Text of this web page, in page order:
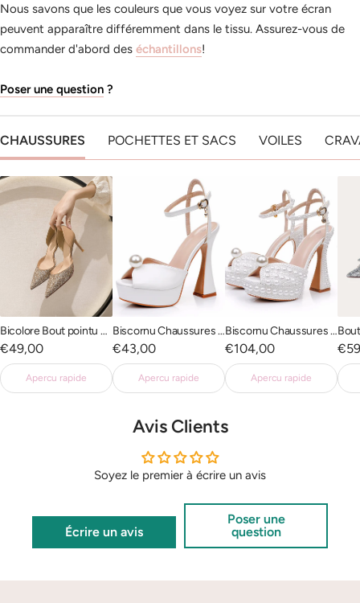
Nous savons que les couleurs que vous voyez sur votre écran
peuvent apparaître différemment dans le tissu. Assurez-vous de
commander d'abord des échantillons!
Poser une question ?
CHAUSSURES POCHETTES ET SACS VOILES
Bicolore Bout pointu Talon haut Paillettes Chaussures de soirée pour femmes
Prix
de
vente
€49,00
Apercu rapide
Biscornu Chaussures de mariage formelles avec grosse plateforme
Prix
de
vente
€43,00
Apercu rapide
Biscornu Chaussures de mariage formelles avec grosse plateforme et perles
Prix
de
vente
€104,00
Apercu rapide
Prix
de
Avis Clients
Soyez le premier à écrire un avis
Écrire un avis
Poser une
question